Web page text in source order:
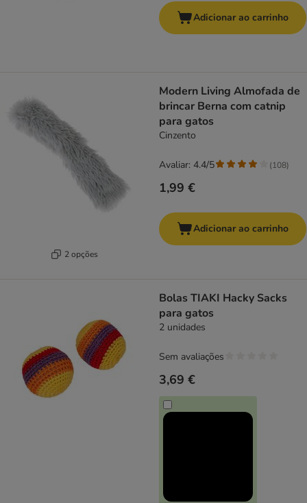
Adicionar ao carrinho
2 opções
Modern Living Almofada de
brincar Berna com catnip
para gatos
Cinzento
1,99 €
Avaliar: 4.4/5 (108)
Adicionar ao carrinho
Bolas TIAKI Hacky Sacks
para gatos
2 unidades
3,69 €
Sem avaliações